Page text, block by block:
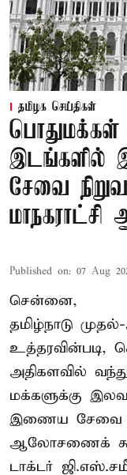
தமிழக செய்திகள்
பொதுமக்கள்
இடங்களில்
சேவை
Published on: 07 Aug
சென்னை,
தமிழ்நாடு
உத்தரவின்படி,
அதிகளவில்
மக்களுக்கு
இணைய சேவை
ஆலோசணைக்
டாக்டர்